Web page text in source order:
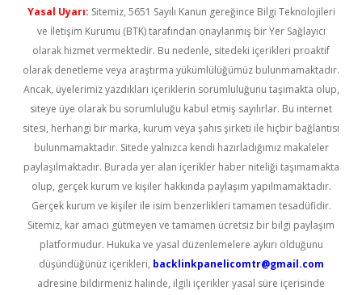
Yasal Uyarı: Sitemiz, 5651 Sayılı Kanun gereğince Bilgi Teknolojileri
ve İletişim Kurumu (BTK) tarafından onaylanmış bir Yer Sağlayıcı
olarak hizmet vermektedir. Bu nedenle, sitedeki içerikleri proaktif
olarak denetleme veya araştırma yükümlülüğümüz bulunmamaktadır.
Ancak, üyelerimiz yazdıkları içeriklerin sorumluluğunu taşımakta olup,
siteye üye olarak bu sorumluluğu kabul etmiş sayılırlar. Bu internet
sitesi, herhangi bir marka, kurum veya şahıs şirketi ile hiçbir bağlantısı
bulunmamaktadır. Sitede yalnızca kendi hazırladığımız makaleler
paylaşılmaktadır. Burada yer alan içerikler haber niteliği taşımamakta
olup, gerçek kurum ve kişiler hakkında paylaşım yapılmamaktadır.
Gerçek kurum ve kişiler ile isim benzerlikleri tamamen tesadüfidir.
Sitemiz, kar amacı gütmeyen ve tamamen ücretsiz bir bilgi paylaşım
platformudur. Hukuka ve yasal düzenlemelere aykırı olduğunu
düşündüğünüz içerikleri, backlinkpanelicomtr@gmail.com
adresine bildirmeniz halinde, ilgili içerikler yasal süre içerisinde